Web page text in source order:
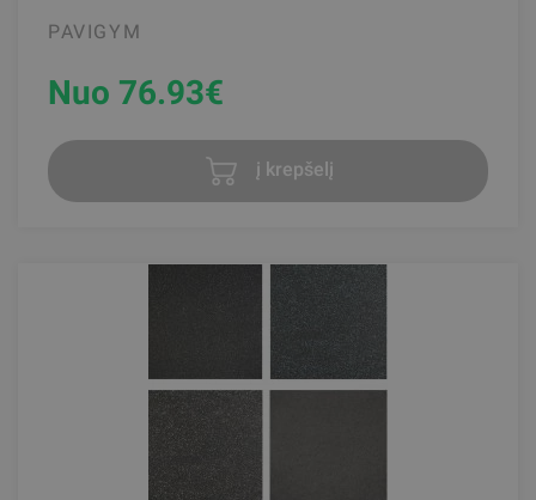
PAVIGYM
Nuo 76.93€
į krepšelį